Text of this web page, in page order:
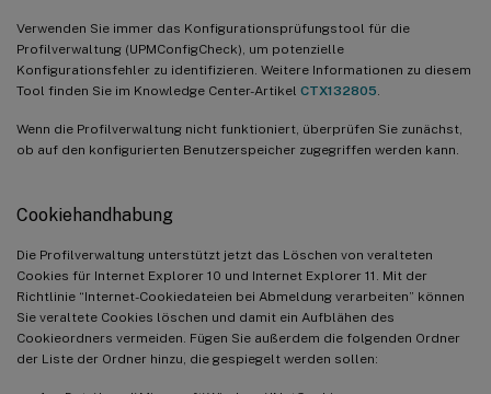
Verwenden Sie immer das Konfigurationsprüfungstool für die
Profilverwaltung (UPMConfigCheck), um potenzielle
Konfigurationsfehler zu identifizieren. Weitere Informationen zu diesem
Tool finden Sie im Knowledge Center-Artikel CTX132805
Wenn die Profilverwaltung nicht funktioniert, überprüfen Sie zunächst,
ob auf den konfigurierten Benutzerspeicher zugegriffen werden kann.
Cookiehandhabung
Die Profilverwaltung unterstützt jetzt das Löschen von veralteten
Cookies für Internet Explorer 10 und Internet Explorer 11. Mit der
Richtlinie “Internet-Cookiedateien bei Abmeldung verarbeiten” können
Sie veraltete Cookies löschen und damit ein Aufblähen des
Cookieordners vermeiden. Fügen Sie außerdem die folgenden Ordner
der Liste der Ordner hinzu, die gespiegelt werden sollen: